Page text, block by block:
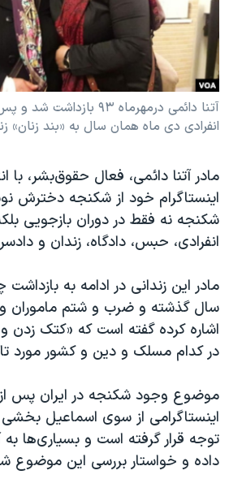
فرهنگ و زندگی
حقوق شهروندی
اقتصادی
علم و فناوری
اسرائیل در جنگ
آرشیو پخش زنده
مستندها
انتخابات ریاست جمهوری آمریکا ۲۰۲۴
حمله جمهوری اسلامی به اسرائیل
رمز مهسا
ورزش زنان در ایران
مجموعه مستندهای دادخواهی
تریبونال مردمی آبان ۹۸
دادگاه حمید نوری
چهل سال گروگان‌گیری
قانون شفافیت دارائی کادر رهبری ایران
اعتراضات مردمی آبان ۹۸
نرگس محمدی برنده جایزه نوبل صلح
همایش محافظه‌کاران آمریکا «سی‌پک»
صفحه‌های ویژه
دنبال کنید
زبانهای مختلف
انفرادی دی ماه همان سال به «بند زنان»
مادر آتنا دائمی، فعال حقوق‌بشر، با
اینستاگرام خود از شکنجه دخترش
شکنجه نه فقط در دوران بازجویی
انفرادی، حبس، دادگاه، زندان و
مادر این زندانی در ادامه به
سال گذشته و ضرب و شتم
اشاره کرده گفته است که «کتک زدن
در کدام مسلک و دین و کشور مورد
موضوع وجود شکنجه در ایران پس از
اینستاگرامی از سوی اسماعیل
توجه قرار گرفته است و بسیاری‌ها
داده و خواستار بررسی این موضوع